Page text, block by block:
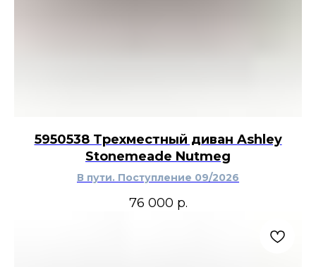
5950538 Трехместный диван Ashley
Stonemeade Nutmeg
В пути. Поступление 09/2026
76 000 р.